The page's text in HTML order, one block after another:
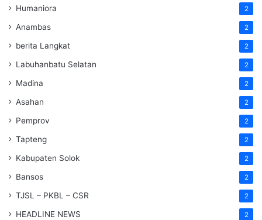
Humaniora 2
Anambas 2
berita Langkat 2
Labuhanbatu Selatan 2
Madina 2
Asahan 2
Pemprov 2
Tapteng 2
Kabupaten Solok 2
Bansos 2
TJSL – PKBL – CSR 2
HEADLINE NEWS 2